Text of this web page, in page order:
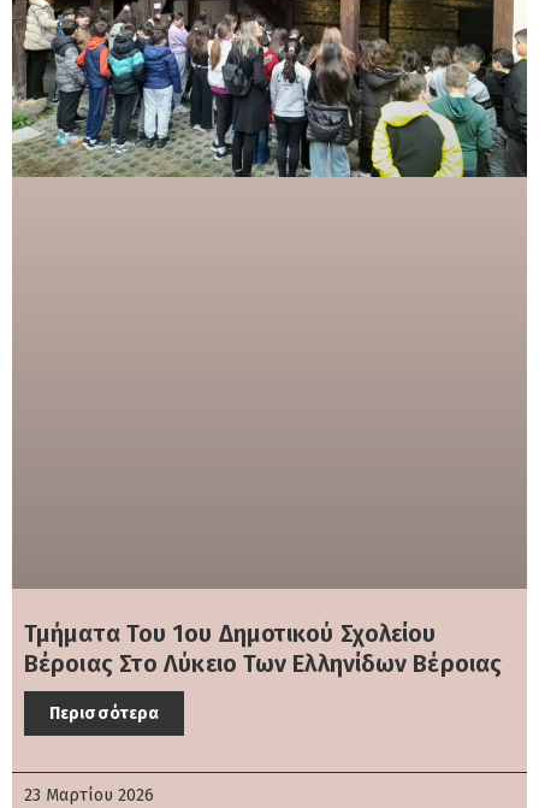
Τμήματα Του 1ου Δημοτικού Σχολείου
Βέροιας Στο Λύκειο Των Ελληνίδων Βέροιας
Περισσότερα
23 Μαρτίου 2026